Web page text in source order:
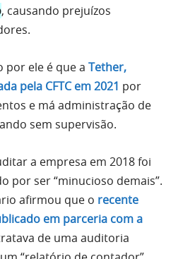
, causando prejuízos
ele é que a Tether,
pela CFTC em 2021 por
e má administração de
sem supervisão.
a empresa em 2018 foi
por ser “minucioso demais”.
afirmou que o recente
em parceria com a
de uma auditoria